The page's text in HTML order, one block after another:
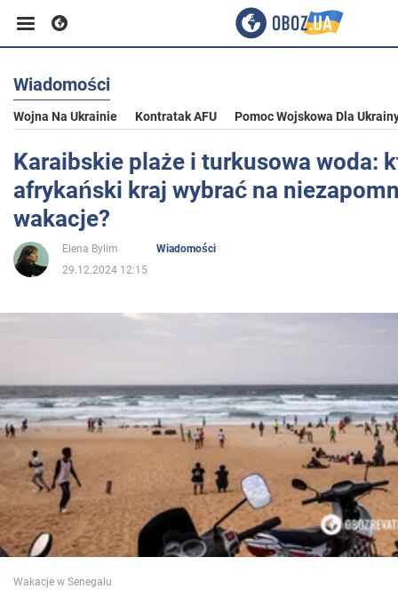
Biznes
Sport
Rozrywka
Życie
Społeczeństwo
Wojna na Ukrainie
Świat
Jedzenie
Wiadomości
Wojna Na Ukrainie Kontratak AFU Pomoc Wojskowa Dla
Karaibskie plaże i turkusowa woda:
afrykański kraj wybrać na
wakacje?
Elena Bylim
Wiadomości
29.12.2024 12:15
Wakacje w Senegalu